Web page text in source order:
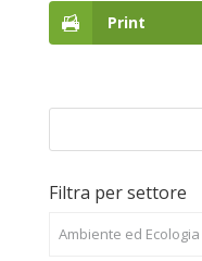
Print
Filtra per settore
Ambiente ed Ecologia